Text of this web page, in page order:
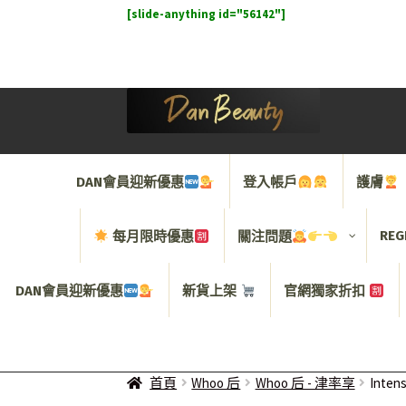
[slide-anything id="56142"]
DAN會員迎新優惠 登入帳戶 護膚
每月限時優惠 關注問題
DAN會員迎新優惠 新貨上架 官網獨家折扣
首頁 Whoo 后 Whoo 后 - 津率享